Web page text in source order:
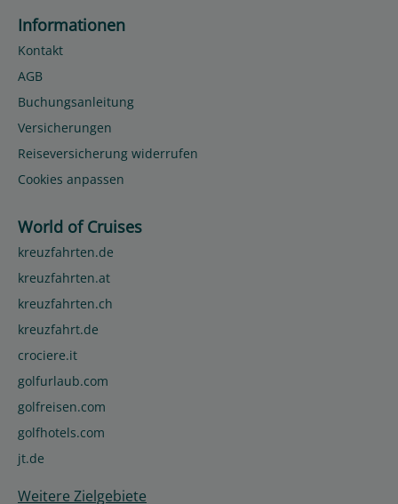
Informationen
Kontakt
AGB
Buchungsanleitung
Versicherungen
Reiseversicherung widerrufen
Cookies anpassen
World of Cruises
kreuzfahrten.de
kreuzfahrten.at
kreuzfahrten.ch
kreuzfahrt.de
crociere.it
golfurlaub.com
golfreisen.com
golfhotels.com
jt.de
Weitere Zielgebiete